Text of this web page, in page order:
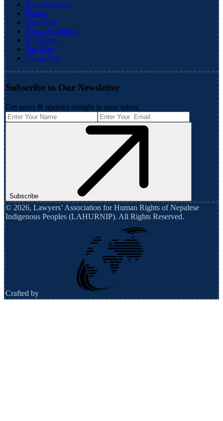
Press Releases
Photos
Our Work
News & Articles
IP's Rights
Site Map
Contact Us
Subscribe to Our Newsletter
Get news & updates straight to your inbox.
Subscribe
© 2026, Lawyers’ Association for Human Rights of Nepalese
Indigenous Peoples (LAHURNIP). All Rights Reserved.
Crafted by